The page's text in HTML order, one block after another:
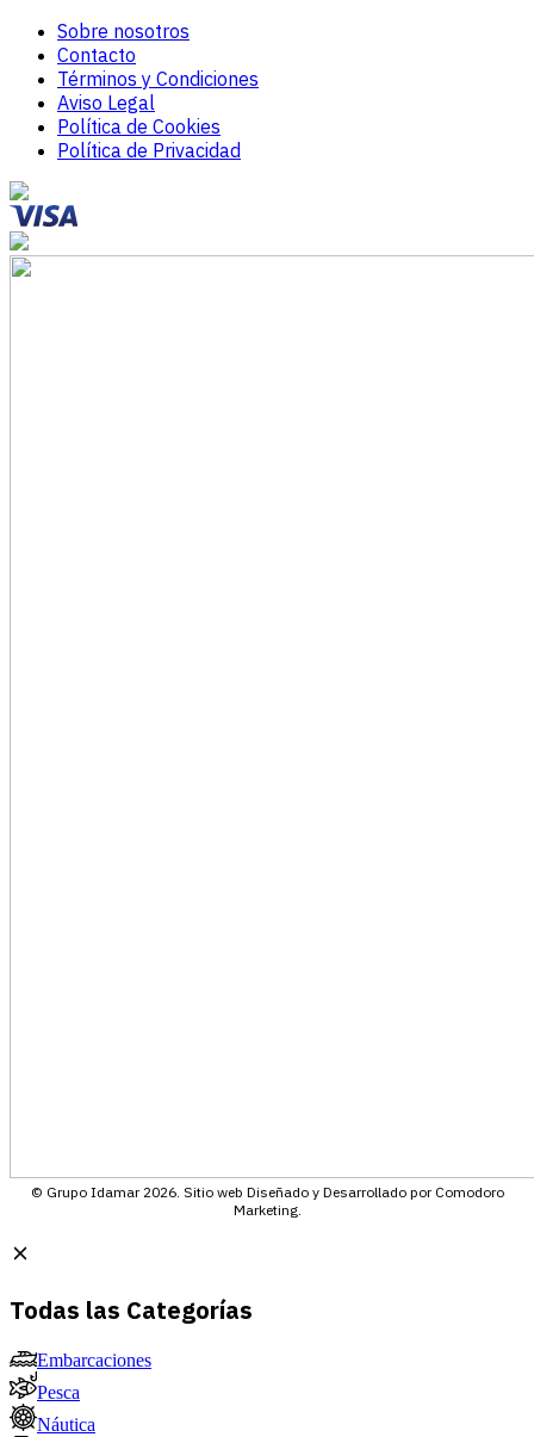
Sobre nosotros
Contacto
Términos y Condiciones
Aviso Legal
Política de Cookies
Política de Privacidad
© Grupo Idamar 2026. Sitio web Diseñado y Desarrollado por Comodoro
Marketing.
Todas las Categorías
Embarcaciones
Pesca
Náutica